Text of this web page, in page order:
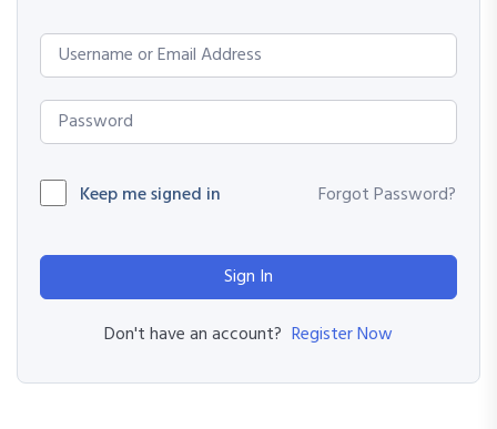
Keep me signed in Forgot Password?
Sign In
Don't have an account? Register Now